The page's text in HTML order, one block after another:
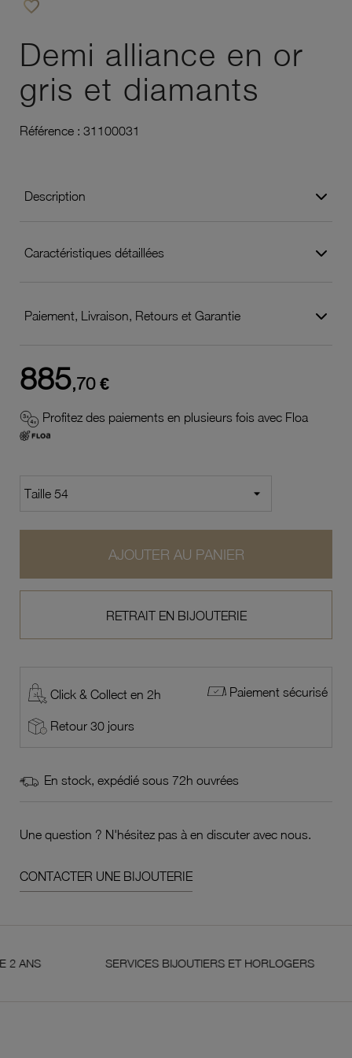
favorite_border
Demi alliance en or
gris et diamants
Référence : 31100031
Description
Caractéristiques détaillées
Paiement, Livraison, Retours et Garantie
885,70 €
Profitez des paiements en plusieurs fois avec Floa
AJOUTER AU PANIER
RETRAIT EN BIJOUTERIE
Click & Collect en 2h Paiement sécurisé
Retour 30 jours
En stock, expédié sous 72h ouvrées
Une question ? N'hésitez pas à en discuter avec nous.
CONTACTER UNE BIJOUTERIE
SERVICES BIJOUTIERS ET HORLOGERS